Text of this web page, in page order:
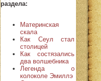
раздела:
Материнская
скала
Как Сеул стал
столицей
Как состязались
два волшебника
Легенда о
колоколе Эмиллэ